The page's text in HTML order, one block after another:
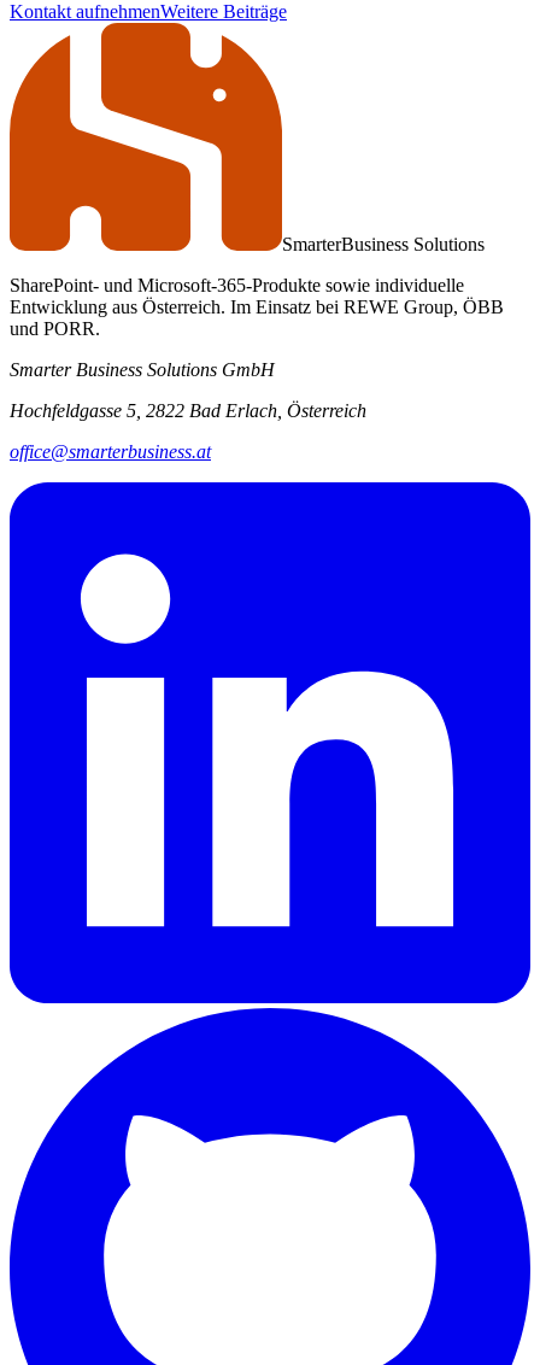
Kontakt aufnehmenWeitere Beiträge
SmarterBusiness Solutions
SharePoint- und Microsoft-365-Produkte sowie individuelle
Entwicklung aus Österreich. Im Einsatz bei REWE Group, ÖBB
und PORR.
Smarter Business Solutions GmbH
Hochfeldgasse 5, 2822 Bad Erlach, Österreich
office@smarterbusiness.at